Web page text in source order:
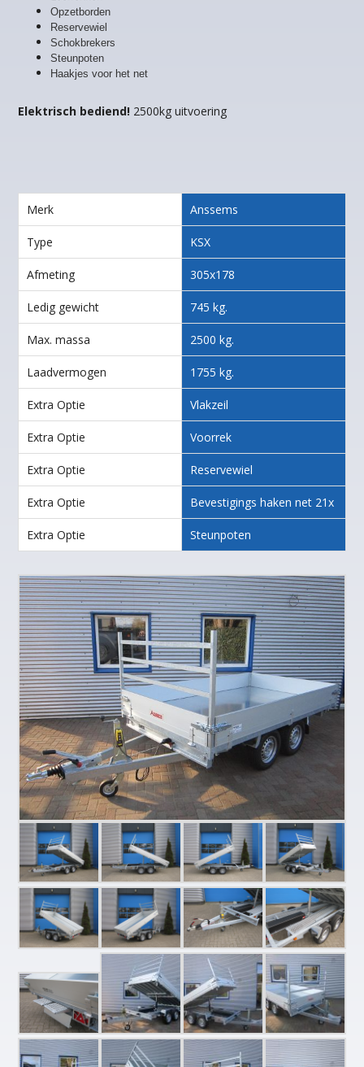
Opzetborden
Reservewiel
Schokbrekers
Steunpoten
Haakjes voor het net
Elektrisch bediend! 2500kg uitvoering
Merk Anssems
Type KSX
Afmeting 305x178
Ledig gewicht 745 kg.
Max. massa 2500 kg.
Laadvermogen 1755 kg.
Extra Optie Vlakzeil
Extra Optie Voorrek
Extra Optie Reservewiel
Extra Optie Bevestigings haken net 21x
Extra Optie Steunpoten